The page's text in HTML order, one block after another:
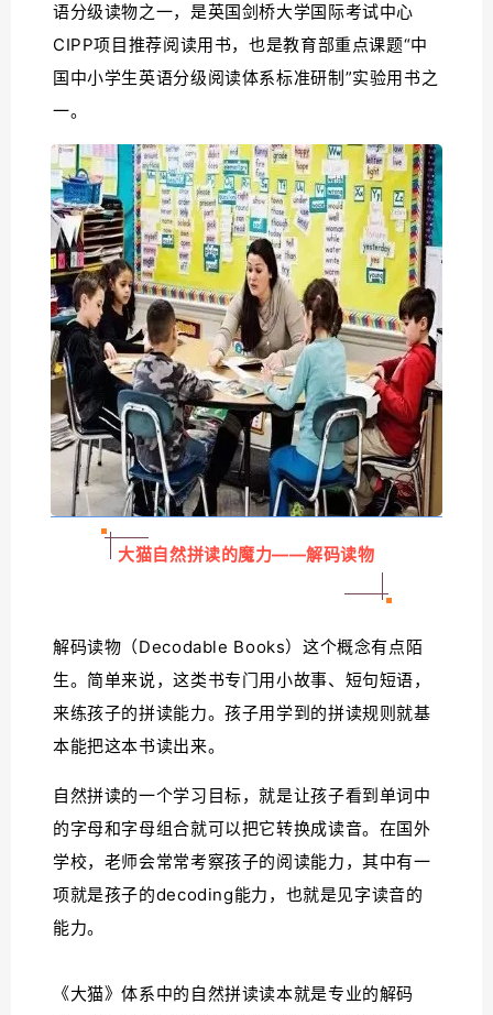
语分级读物之一，是英国剑桥大学国际考试中心
CIPP项目推荐阅读用书，也是教育部重点课题“中
国中小学生英语分级阅读体系标准研制”实验用书之
一。
大猫自然拼读的魔力——解码读物
解码读物（Decodable Books）这个概念有点陌
生。简单来说，这类书专门用小故事、短句短语，
来练孩子的拼读能力。孩子用学到的拼读规则就基
本能把这本书读出来。
自然拼读的一个学习目标，就是让孩子看到单词中
的字母和字母组合就可以把它转换成读音。在国外
学校，老师会常常考察孩子的阅读能力，其中有一
项就是孩子的decoding能力，也就是见字读音的
能力。
《大猫》体系中的自然拼读读本就是专业的解码